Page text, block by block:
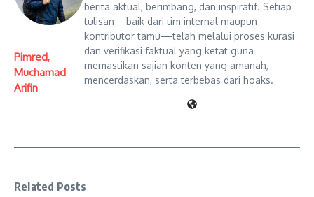
Pimred,
Muchamad
Arifin
berita aktual, berimbang, dan inspiratif. Setiap
tulisan—baik dari tim internal maupun
kontributor tamu—telah melalui proses kurasi
dan verifikasi faktual yang ketat guna
memastikan sajian konten yang amanah,
mencerdaskan, serta terbebas dari hoaks.
Related Posts